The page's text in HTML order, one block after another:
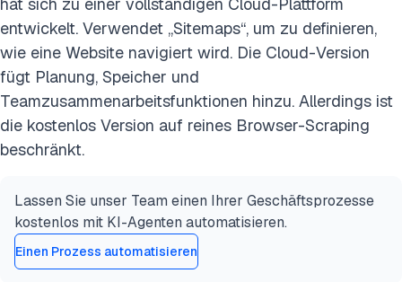
entwickelt. Verwendet „Sitemaps“, um zu definieren,
wie eine Website navigiert wird. Die Cloud-Version
fügt Planung, Speicher und
Teamzusammenarbeitsfunktionen hinzu. Allerdings ist
die kostenlos Version auf reines Browser-Scraping
beschränkt.
Lassen Sie unser Team einen Ihrer Geschäftsprozesse
kostenlos mit KI-Agenten automatisieren.
Einen Prozess automatisieren